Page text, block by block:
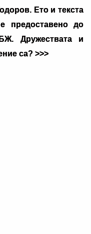
Ето и текста
предоставено до
Дружествата и
са? >>>